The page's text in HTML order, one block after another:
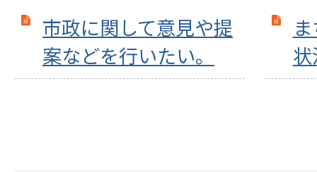
市政に関して意見や提
案などを行いたい。